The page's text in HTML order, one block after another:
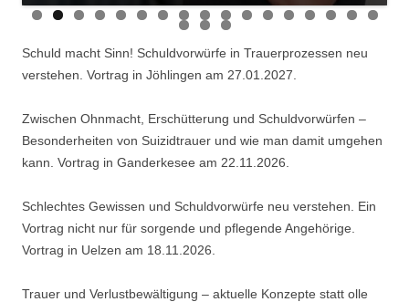
Schuld macht Sinn! Schuldvorwürfe in Trauerprozessen neu
verstehen. Vortrag in Jöhlingen am 27.01.2027.
Zwischen Ohnmacht, Erschütterung und Schuldvorwürfen –
Besonderheiten von Suizidtrauer und wie man damit umgehen
kann. Vortrag in Ganderkesee am 22.11.2026.
Schlechtes Gewissen und Schuldvorwürfe neu verstehen. Ein
Vortrag nicht nur für sorgende und pflegende Angehörige.
Vortrag in Uelzen am 18.11.2026.
Trauer und Verlustbewältigung – aktuelle Konzepte statt olle